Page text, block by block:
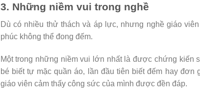
3. Những niềm vui trong nghề
Dù có nhiều thử thách và áp lực, nhưng nghề giáo
phúc không thể đong đếm.
Một trong những niềm vui lớn nhất là được chứng kiến
bé biết tự mặc quần áo, lần đầu tiên biết đếm hay
giáo viên cảm thấy công sức của mình được đền đáp.